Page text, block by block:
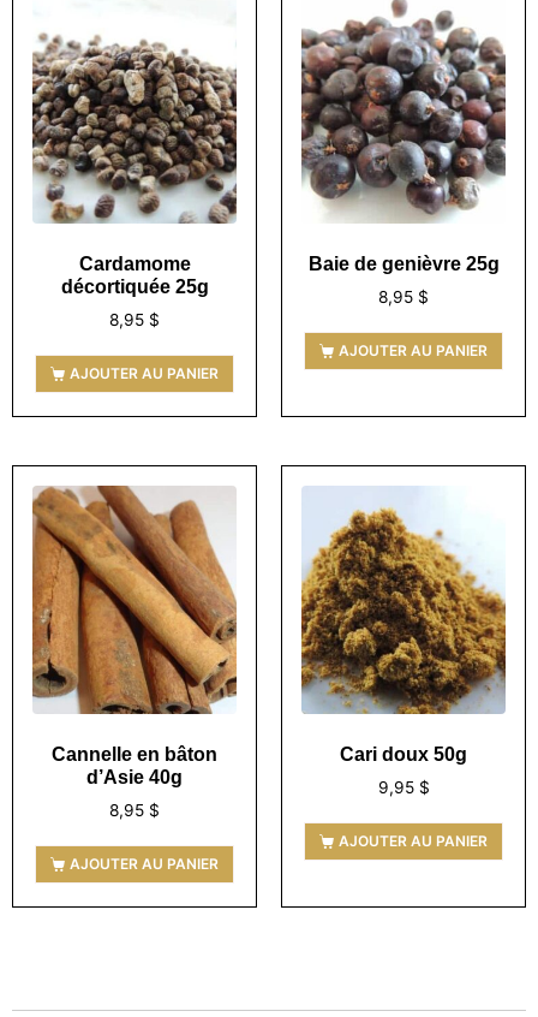
Cardamome
décortiquée 25g
8,95 $
AJOUTER AU PANIER
Baie de genièvre 25g
8,95 $
AJOUTER AU PANIER
Cannelle en bâton
d’Asie 40g
8,95 $
AJOUTER AU PANIER
Cari doux 50g
9,95 $
AJOUTER AU PANIER